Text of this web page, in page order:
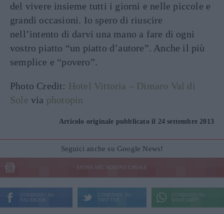
del vivere insieme tutti i giorni e nelle piccole e
grandi occasioni. Io spero di riuscire
nell’intento di darvi una mano a fare di ogni
vostro piatto “un piatto d’autore”. Anche il più
semplice e “povero”.
Photo Credit: Hotel Vittoria – Dimaro Val di
Sole via photopin
Articolo originale pubblicato il 24 settembre 2013
Seguici anche su Google News!
ENTRA NEL NOSTRO CANALE
CONDIVIDI SU
FACEBOOK
CONDIVIDI SU
TWITTER
CONDIVIDI SU
WHATSAPP